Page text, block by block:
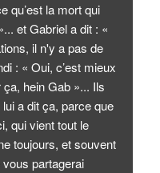
qu’est la mort qui
et Gabriel a dit : «
il n'y a pas de
: « Oui, c’est mieux
hein Gab »... Ils
a dit ça, parce que
qui vient tout le
toujours, et souvent
partagerai